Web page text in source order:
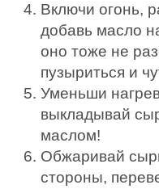
Включи огонь,
добавь масло
оно тоже не
пузыриться и
Уменьши
выкладывай
маслом!
Обжаривай
стороны,